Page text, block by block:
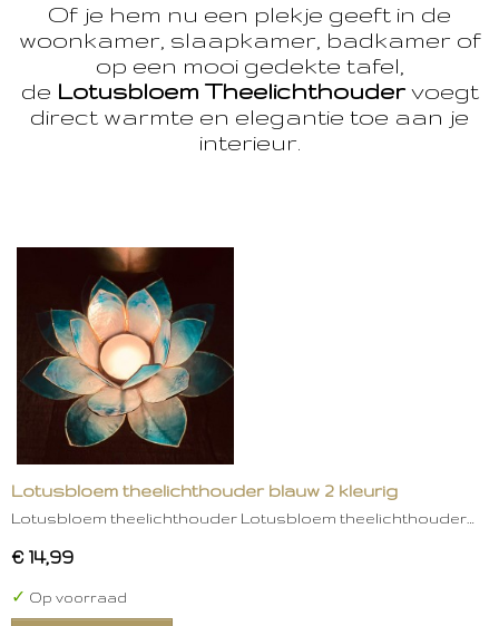
Of je hem nu een plekje geeft in de
woonkamer, slaapkamer, badkamer of
op een mooi gedekte tafel,
de Lotusbloem Theelichthoudervoegt
direct warmte en elegantie toe aan je
interieur.
Lotusbloem theelichthouder blauw 2 kleurig
Lotusbloem theelichthouder Lotusbloem theelichthouder…
€ 14,99
✓ Op voorraad